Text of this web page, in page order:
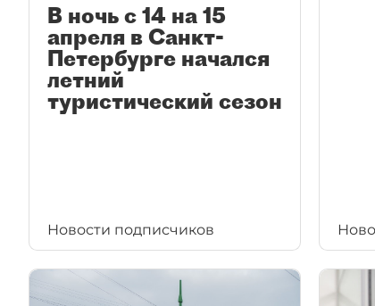
В ночь с 14 на 15
апреля в Санкт-
Петербурге начался
летний
туристический сезон
Новости подписчиков